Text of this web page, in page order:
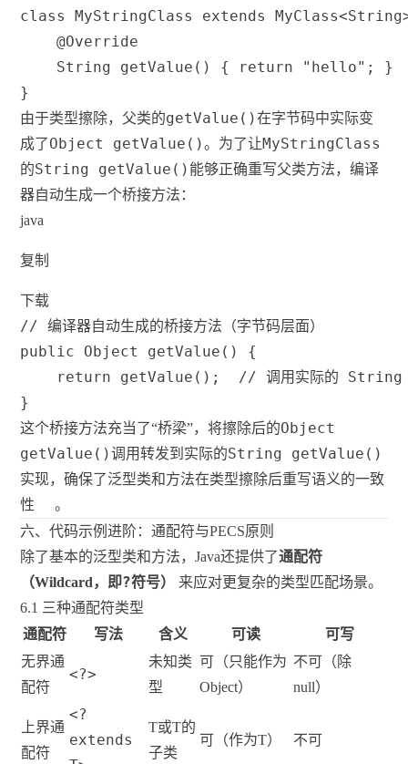
class MyStringClass extends MyClass<String
@Override
String
getValue ( ) { return "hello" ;
}
}
由于类型擦除，父类的getValue()在字节码中实际变
成了Object getValue()。为了让MyStringClass
的String getValue() 能够正确重写父类方法，编译
器自动生成一个桥接方法：
java
复制
下载
// 编译器自动生成的桥接方法（字节码层面）
public
Object getValue ( )
{
return
getValue ( ) ;
// 调用实际的
}
这个桥接方法充当了“桥梁”，将擦除后的Object
getValue()调用转发到实际的String getValue()
实现，确保了泛型类和方法在类型擦除后重写语义的一致
性
。
六、代码示例进阶：通配符与PECS原则
除了基本的泛型类和方法，Java还提供了通配符
（Wildcard，即?符号）
来应对更复杂的类型匹配场景。
6.1 三种通配符类型
通配符
写法 含义 可读
可写
无界通
配符
<?>
未知类
型
可（只能作为
Object）
不可（除
null）
上界通
配符
<?
extends
T或T的
子类
可（作为T） 不可